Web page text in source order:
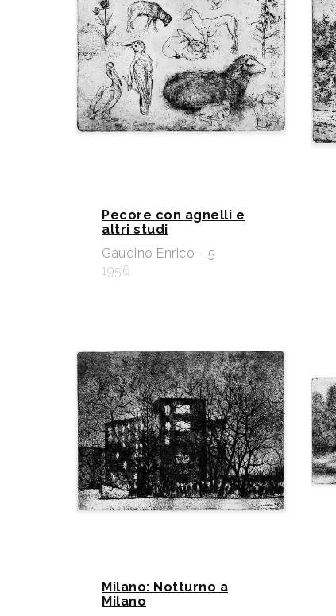
Pecore con agnelli e
altri studi
Gaudino Enrico - 5
1956
Milano: Notturno a
Milano